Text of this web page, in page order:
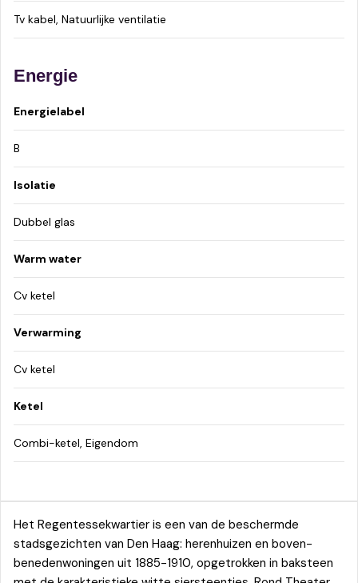
Tv kabel, Natuurlijke ventilatie
Energie
Energielabel
B
Isolatie
Dubbel glas
Warm water
Cv ketel
Verwarming
Cv ketel
Ketel
Combi-ketel, Eigendom
Het Regentessekwartier is een van de beschermde
stadsgezichten van Den Haag: herenhuizen en boven-
benedenwoningen uit 1885-1910, opgetrokken in baksteen